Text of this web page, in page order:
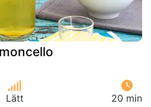
Lätt 20 min